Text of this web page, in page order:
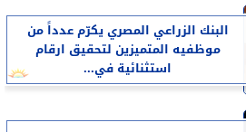
البنك الزراعي المصري يكرّم عدداً من
موظفيه المتميزين لتحقيق ارقام
استثنائية في...